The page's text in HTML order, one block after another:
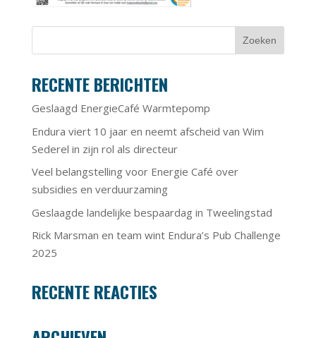
RECENTE BERICHTEN
Geslaagd EnergieCafé Warmtepomp
Endura viert 10 jaar en neemt afscheid van Wim
Sederel in zijn rol als directeur
Veel belangstelling voor Energie Café over
subsidies en verduurzaming
Geslaagde landelijke bespaardag in Tweelingstad
Rick Marsman en team wint Endura’s Pub Challenge
2025
RECENTE REACTIES